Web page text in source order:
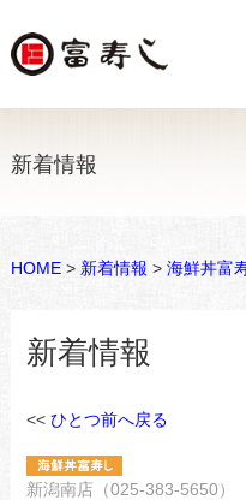
新着情報
HOME> 新着情報 > 海鮮丼富
新着情報
<< ひとつ前へ戻る
新潟南店（025-383-5650）